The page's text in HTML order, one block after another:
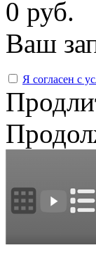
0 руб.
Ваш
Я согласен с